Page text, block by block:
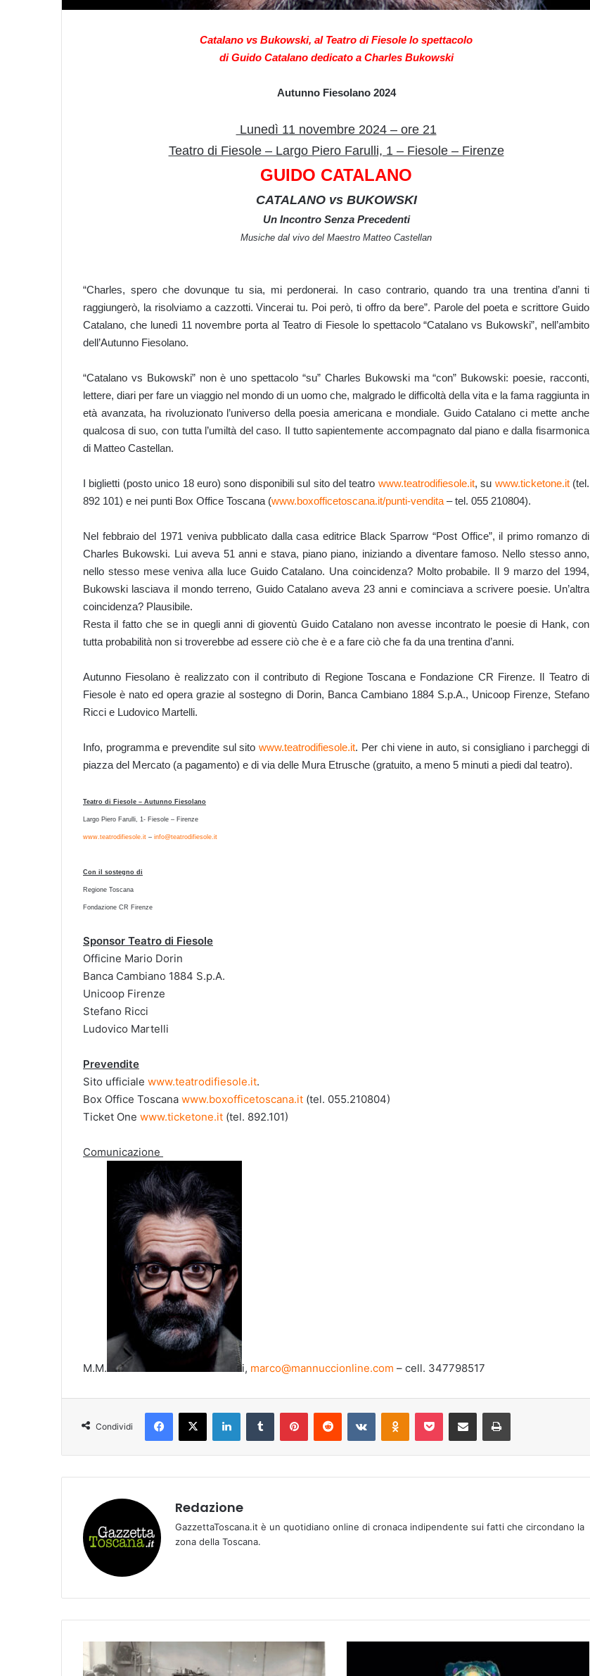
Catalano vs Bukowski, al Teatro di Fiesole lo spettacolo
di Guido Catalano dedicato a Charles Bukowski
Autunno Fiesolano 2024
Lunedì 11 novembre 2024 – ore 21
Teatro di Fiesole – Largo Piero Farulli, 1 – Fiesole – Firenze
GUIDO CATALANO
CATALANO vs BUKOWSKI
Un Incontro Senza Precedenti
Musiche dal vivo del Maestro Matteo Castellan
“Charles, spero che dovunque tu sia, mi perdonerai. In caso contrario, quando tra una trentina d’anni ti
raggiungerò, la risolviamo a cazzotti. Vincerai tu. Poi però, ti offro da bere”. Parole del poeta e scrittore Guido
Catalano, che lunedì 11 novembre porta al Teatro di Fiesole lo spettacolo “Catalano vs Bukowski”, nell’ambito
dell’Autunno Fiesolano.
“Catalano vs Bukowski” non è uno spettacolo “su” Charles Bukowski ma “con” Bukowski: poesie, racconti,
lettere, diari per fare un viaggio nel mondo di un uomo che, malgrado le difficoltà della vita e la fama raggiunta in
età avanzata, ha rivoluzionato l’universo della poesia americana e mondiale. Guido Catalano ci mette anche
qualcosa di suo, con tutta l’umiltà del caso. Il tutto sapientemente accompagnato dal piano e dalla fisarmonica
di Matteo Castellan.
I biglietti (posto unico 18 euro) sono disponibili sul sito del teatro www.teatrodifiesole.it, su www.ticketone.it(tel.
892 101) e nei punti Box Office Toscana (www.boxofficetoscana.it/punti-vendita – tel. 055 210804).
Nel febbraio del 1971 veniva pubblicato dalla casa editrice Black Sparrow “Post Office”, il primo romanzo di
Charles Bukowski. Lui aveva 51 anni e stava, piano piano, iniziando a diventare famoso. Nello stesso anno,
nello stesso mese veniva alla luce Guido Catalano. Una coincidenza? Molto probabile. Il 9 marzo del 1994,
Bukowski lasciava il mondo terreno, Guido Catalano aveva 23 anni e cominciava a scrivere poesie. Un’altra
coincidenza? Plausibile.
Resta il fatto che se in quegli anni di gioventù Guido Catalano non avesse incontrato le poesie di Hank, con
tutta probabilità non si troverebbe ad essere ciò che è e a fare ciò che fa da una trentina d’anni.
Autunno Fiesolano è realizzato con il contributo di Regione Toscana e Fondazione CR Firenze. Il Teatro di
Fiesole è nato ed opera grazie al sostegno di Dorin, Banca Cambiano 1884 S.p.A., Unicoop Firenze, Stefano
Ricci e Ludovico Martelli.
Info, programma e prevendite sul sitowww.teatrodifiesole.it. Per chi viene in auto, si consigliano i parcheggi di
piazza del Mercato (a pagamento) e di via delle Mura Etrusche (gratuito, a meno 5 minuti a piedi dal teatro).
Teatro di Fiesole – Autunno Fiesolano
Largo Piero Farulli, 1- Fiesole – Firenze
www.teatrodifiesole.it – info@teatrodifiesole.it
Con il sostegno di
Regione Toscana
Fondazione CR Firenze
Sponsor Teatro di Fiesole
Officine Mario Dorin
Banca Cambiano 1884 S.p.A.
Unicoop Firenze
Stefano Ricci
Ludovico Martelli
Prevendite
Sito ufficiale www.teatrodifiesole.it.
Box Office Toscana www.boxofficetoscana.it (tel. 055.210804)
Ticket One www.ticketone.it (tel. 892.101)
Comunicazione
M.M. i, marco@mannuccionline.com – cell. 347798517
Condividi
Redazione
GazzettaToscana.it è un quotidiano online di cronaca indipendente sui fatti che circondano la
zona della Toscana.